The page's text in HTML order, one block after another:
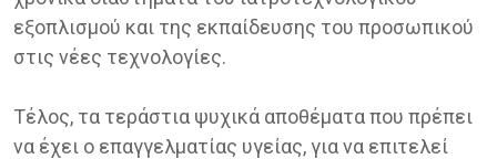
εξοπλισμού και της εκπαίδευσης του προσωπικού
στις νέες τεχνολογίες.
Τέλος, τα τεράστια ψυχικά αποθέματα που πρέπει
να έχει ο επαγγελματίας υγείας, για να επιτελεί